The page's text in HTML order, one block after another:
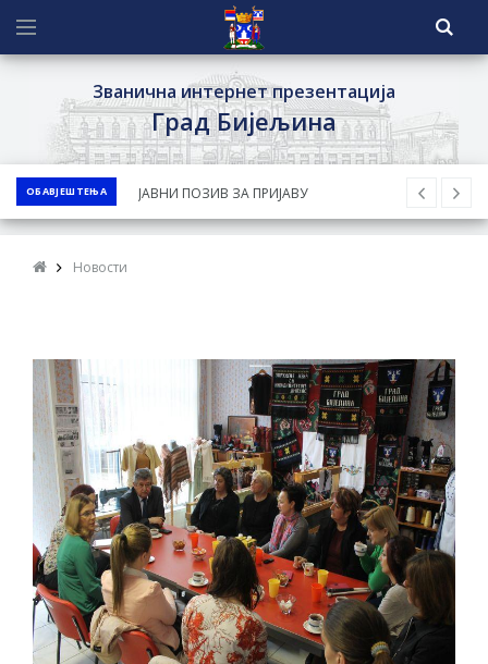
Званична интернет презентација
Град Бијељина
ОБАВЈЕШТЕЊА
ЈАВНИ КОНКУРС ЗА ДОДЈЕЛУ
БЕСПОВРАТНИХ СРЕДСТАВА ЗА
ПРЕЛИМИНАРНA РАНГ ЛИСТA
КАНДИДАТА КОЈИ СУ ОСТВАРИЛИ ПРАВО
НА ГРАДСКИ МЈЕСЕЧНИ БОРАЧКИ
ДОДАТАК ЗА ДЕМОБИЛИСАНЕ БОРЦЕ
ВОЈСКЕ РЕПУБЛИКЕ СРПСКЕ У СТАЊУ
СОЦИЈАЛНЕ ПОТРЕБЕ
Oд 27. јула пријем захтјева за новчану
помоћ за набавку школског прибора
Новости